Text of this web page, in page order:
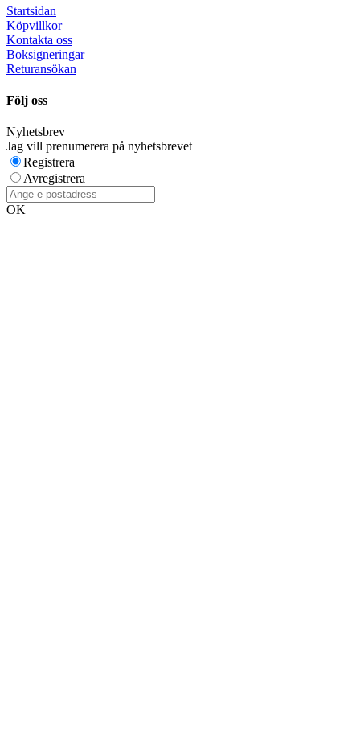
Startsidan
Köpvillkor
Kontakta oss
Boksigneringar
Returansökan
Följ oss
Nyhetsbrev
Jag vill prenumerera på nyhetsbrevet
Registrera
Avregistrera
OK